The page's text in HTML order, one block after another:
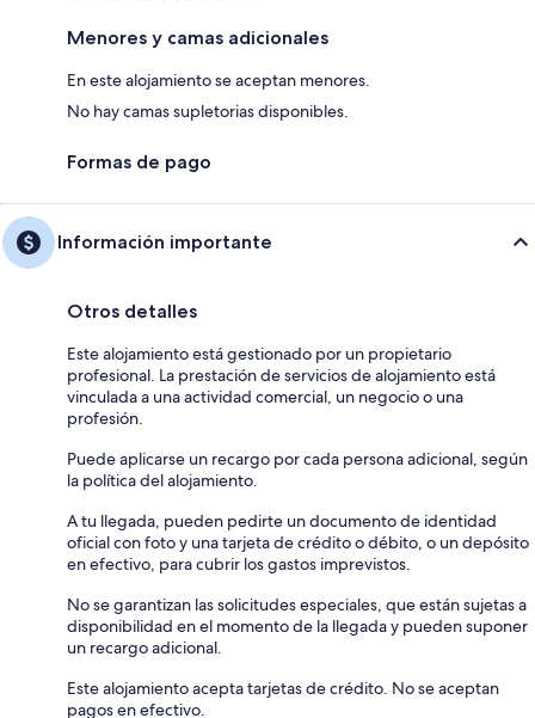
Menores y camas adicionales
En este alojamiento se aceptan menores.
No hay camas supletorias disponibles.
Formas de pago
Información importante
Otros detalles
Este alojamiento está gestionado por un propietario
profesional. La prestación de servicios de alojamiento está
vinculada a una actividad comercial, un negocio o una
profesión.
Puede aplicarse un recargo por cada persona adicional, según
la política del alojamiento.
A tu llegada, pueden pedirte un documento de identidad
oficial con foto y una tarjeta de crédito o débito, o un depósito
en efectivo, para cubrir los gastos imprevistos.
No se garantizan las solicitudes especiales, que están sujetas a
disponibilidad en el momento de la llegada y pueden suponer
un recargo adicional.
Este alojamiento acepta tarjetas de crédito. No se aceptan
pagos en efectivo.